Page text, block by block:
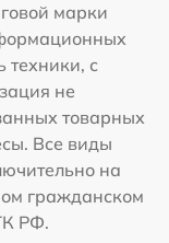
марки
техники, с
не
товарных
Все виды
на
гражданском
РФ.